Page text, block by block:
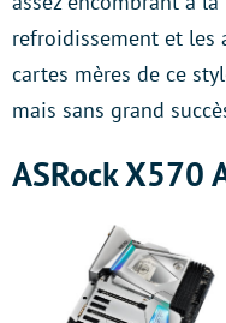
refroidissement et les
cartes mères de ce
mais sans grand
ASRock X570